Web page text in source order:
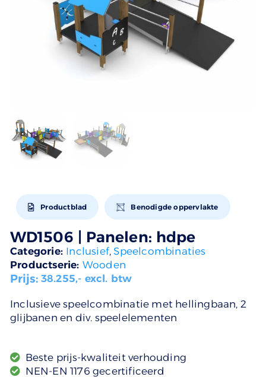
Productblad Benodigde oppervlakte
WD1506 | Panelen: hdpe
Categorie: Inclusief, Speelcombinaties
Productserie: Wooden
Prijs:38.255,- excl. btw
Inclusieve speelcombinatie met hellingbaan, 2
glijbanen en div. speelelementen
Beste prijs-kwaliteit verhouding
NEN-EN 1176 gecertificeerd